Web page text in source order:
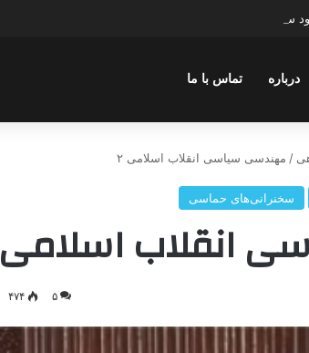
سخنرانی استاد حسن عباسی با موضوع چهار انتخاب ۱۴۰۰
درباره تماس با ما
/ مهندسی سیاسی انقلاب اسلامی‌ ۲
سخنرانی‌های حماسی
انقلاب اسلامی‌ ۲
۵ ۴۷۴